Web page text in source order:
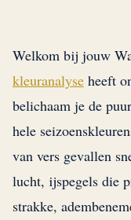
Welkom bij jouw
kleuranalyse heeft
belichaam je de
hele
van vers gevallen
lucht, ijspegels die
strakke,